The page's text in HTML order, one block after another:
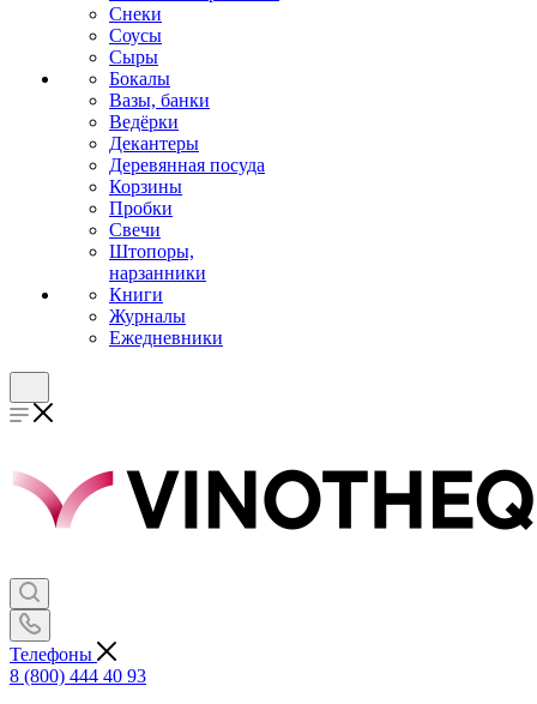
Снеки
Соусы
Сыры
Бокалы
Вазы, банки
Ведёрки
Декантеры
Деревянная посуда
Корзины
Пробки
Свечи
Штопоры,
нарзанники
Книги
Журналы
Ежедневники
Телефоны
8 (800) 444 40 93